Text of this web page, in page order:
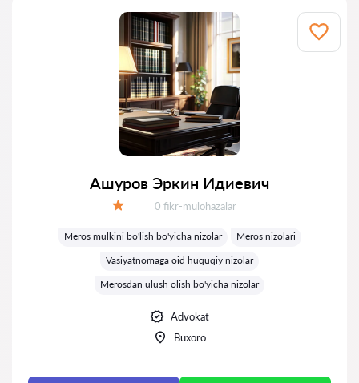
Ашуров Эркин Идиевич
Fikrlar:
0 fikr-mulohazalar
Meros mulkini bo'lish bo'yicha nizolar
Meros nizolari
Vasiyatnomaga oid huquqiy nizolar
Merosdan ulush olish bo'yicha nizolar
Advokat
Buxoro